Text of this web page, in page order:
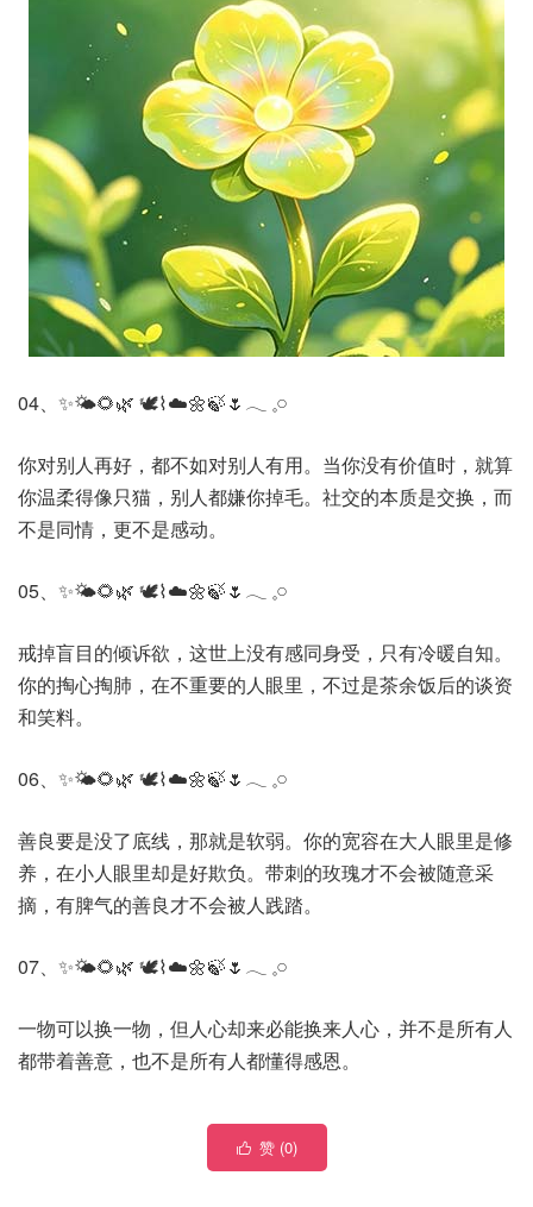
04、✨🌤️🌻🌿 🕊️⌇☁️🌼🍃🌷𓂃 𓈒𓏸
你对别人再好，都不如对别人有用。当你没有价值时，就算
你温柔得像只猫，别人都嫌你掉毛。社交的本质是交换，而
不是同情，更不是感动。
05、✨🌤️🌻🌿 🕊️⌇☁️🌼🍃🌷𓂃 𓈒𓏸
戒掉盲目的倾诉欲，这世上没有感同身受，只有冷暖自知。
你的掏心掏肺，在不重要的人眼里，不过是茶余饭后的谈资
和笑料。
06、✨🌤️🌻🌿 🕊️⌇☁️🌼🍃🌷𓂃 𓈒𓏸
善良要是没了底线，那就是软弱。你的宽容在大人眼里是修
养，在小人眼里却是好欺负。带刺的玫瑰才不会被随意采
摘，有脾气的善良才不会被人践踏。
07、✨🌤️🌻🌿 🕊️⌇☁️🌼🍃🌷𓂃 𓈒𓏸
一物可以换一物，但人心却来必能换来人心，并不是所有人
都带着善意，也不是所有人都懂得感恩。
 赞 (0)